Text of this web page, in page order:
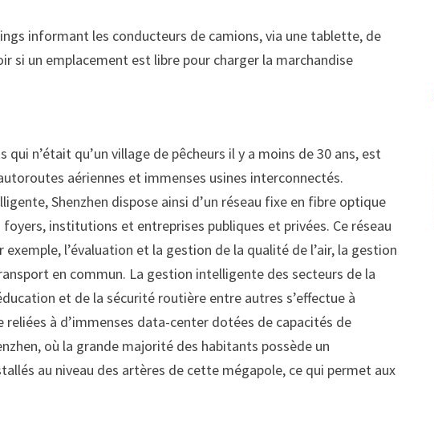
informant les conducteurs de camions, via une tablette, de
si un emplacement est libre pour charger la marchandise
n’était qu’un village de pêcheurs il y a moins de 30 ans, est
aériennes et immenses usines interconnectés.
Shenzhen dispose ainsi d’un réseau fixe en fibre optique
institutions et entreprises publiques et privées. Ce réseau
l’évaluation et la gestion de la qualité de l’air, la gestion
en commun. La gestion intelligente des secteurs de la
et de la sécurité routière entre autres s’effectue à
à d’immenses data-center dotées de capacités de
où la grande majorité des habitants possède un
au niveau des artères de cette mégapole, ce qui permet aux